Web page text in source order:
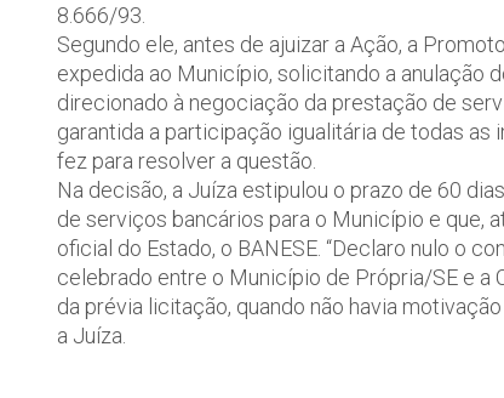
8.666/93.
Segundo ele, antes de ajuizar a Ação, a
expedida ao Município, solicitando a
direcionado à negociação da prestação de
garantida a participação igualitária de todas
fez para resolver a questão.
Na decisão, a Juíza estipulou o prazo de 60
de serviços bancários para o Município e que,
oficial do Estado, o BANESE. “Declaro nulo o
celebrado entre o Município de Própria/SE e a
da prévia licitação, quando não havia
a Juíza.